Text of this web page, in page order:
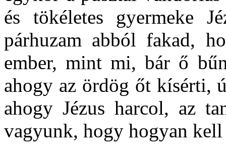
és tökéletes gyermeke
párhuzam abból fakad,
ember, mint mi, bár ő
ahogy az ördög őt kísérti,
ahogy Jézus harcol, az
vagyunk, hogy hogyan